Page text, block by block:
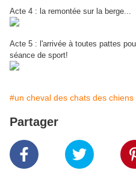
Acte 4 : la remontée sur la berge...
Acte 5 : l'arrivée à toutes pattes
séance de sport!
#un cheval des chats des chiens
Partager